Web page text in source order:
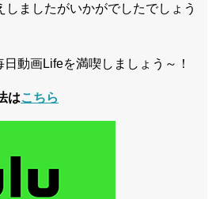
しましたがいかがでしたでしょう
動画Lifeを満喫しましょう～！
はこちら